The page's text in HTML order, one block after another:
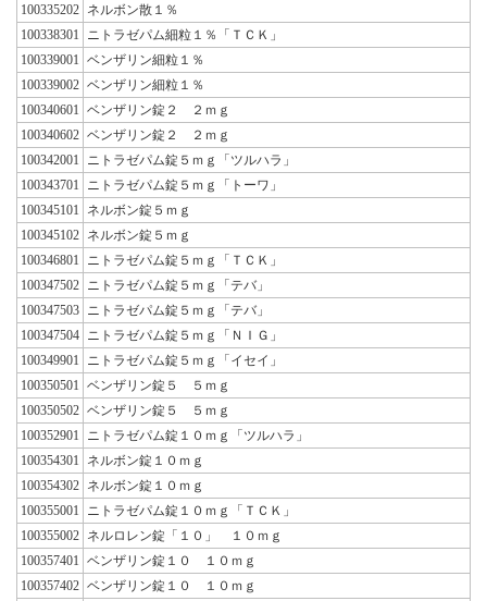
100335202 ネルボン散１％
100338301
ニトラゼパム細粒１％「ＴＣＫ」
100339001
ベンザリン細粒１％
100339002 ベンザリン細粒１％
100340601
ベンザリン錠２ ２ｍｇ
100340602 ベンザリン錠２ ２ｍｇ
100342001
ニトラゼパム錠５ｍｇ「ツルハラ」
100343701
ニトラゼパム錠５ｍｇ「トーワ」
100345101
ネルボン錠５ｍｇ
100345102 ネルボン錠５ｍｇ
100346801
ニトラゼパム錠５ｍｇ「ＴＣＫ」
100347502
ニトラゼパム錠５ｍｇ「テバ」
100347503
ニトラゼパム錠５ｍｇ「テバ」
100347504
ニトラゼパム錠５ｍｇ「ＮＩＧ」
100349901
ニトラゼパム錠５ｍｇ「イセイ」
100350501
ベンザリン錠５ ５ｍｇ
100350502 ベンザリン錠５ ５ｍｇ
100352901
ニトラゼパム錠１０ｍｇ「ツルハラ」
100354301
ネルボン錠１０ｍｇ
100354302 ネルボン錠１０ｍｇ
100355001
ニトラゼパム錠１０ｍｇ「ＴＣＫ」
100355002 ネルロレン錠「１０」 １０ｍｇ
100357401
ベンザリン錠１０ １０ｍｇ
100357402 ベンザリン錠１０ １０ｍｇ